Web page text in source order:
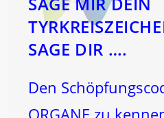
Das
Hättest
…
SAGE DIR ….
Den
ORGANE zu